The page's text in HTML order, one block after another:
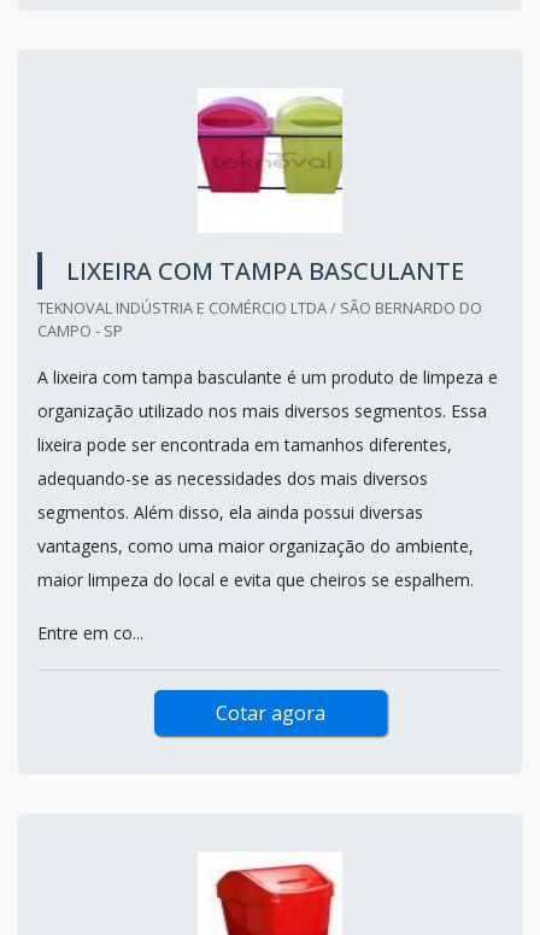
LIXEIRA COM TAMPA BASCULANTE
TEKNOVAL INDÚSTRIA E COMÉRCIO LTDA / SÃO BERNARDO DO
CAMPO - SP
A lixeira com tampa basculante é um produto de limpeza e
organização utilizado nos mais diversos segmentos. Essa
lixeira pode ser encontrada em tamanhos diferentes,
adequando-se as necessidades dos mais diversos
segmentos. Além disso, ela ainda possui diversas
vantagens, como uma maior organização do ambiente,
maior limpeza do local e evita que cheiros se espalhem.
Entre em co...
Cotar agora